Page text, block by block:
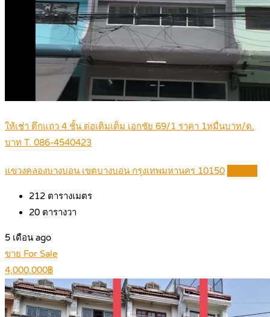
ให้เช่า ตึกแถว 4 ชั้น ต่อเติมเต็ม เอกชัย 69/1 ราคา 1หมื่นบาท/ด.
บาท T. 086-4540423
แขวงคลองบางบอน เขตบางบอน กรุงเทพมหานคร 10150
212 ตารางเมตร
20 ตารางวา
5 เดือน ago
ขาย For Sale
4,000,000฿